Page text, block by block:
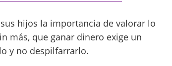
hijos la importancia de valorar lo
más, que ganar dinero exige un
y no despilfarrarlo.